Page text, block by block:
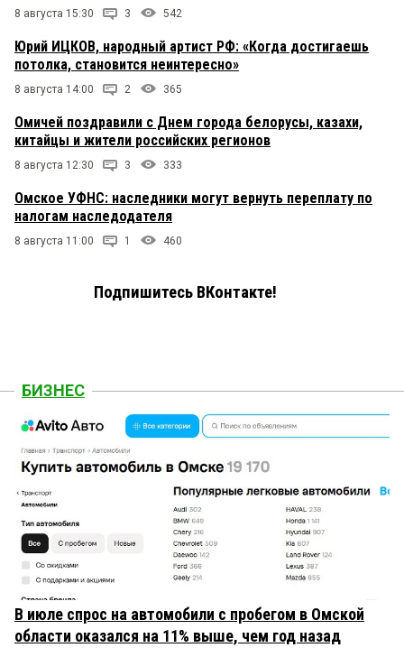
8 августа 15:30 3 542
Юрий ИЦКОВ, народный артист РФ: «Когда достигаешь
потолка, становится неинтересно»
8 августа 14:00 2 365
Омичей поздравили с Днем города белорусы, казахи,
китайцы и жители российских регионов
8 августа 12:30 3 333
Омское УФНС: наследники могут вернуть переплату по
налогам наследодателя
8 августа 11:00 1 460
Подпишитесь ВКонтакте!
БИЗНЕС
В июле спрос на автомобили с пробегом в Омской
области оказался на 11% выше, чем год назад